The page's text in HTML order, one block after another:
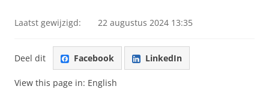
Laatst gewijzigd: 22 augustus 2024 13:35
Deel dit Facebook LinkedIn
View this page in: English